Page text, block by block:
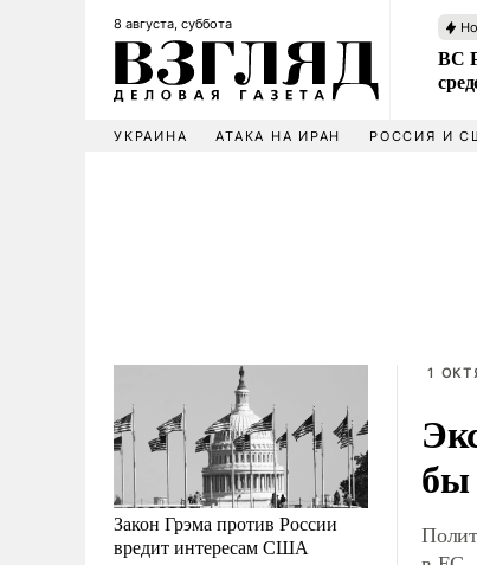
8 августа, суббота
ВС
УКРАИНА АТАКА НА ИРАН РОССИЯ И
Закон Грэма против России
вредит интересам США
1
бы